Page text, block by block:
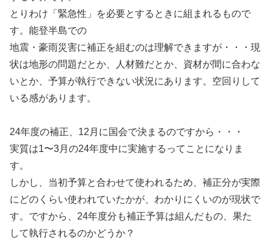
とりわけ「緊急性」を必要とするときに組まれるもので
す。能登半島での
地震・豪雨災害に補正を組むのは理解できますが・・・現
状は地形の問題だとか、人材難だとか、資材が間に合わな
いとか、予算が執行できない状況にあります。空回りして
いる感があります。
24年度の補正、12月に国会で決まるのですから・・・
実質は1〜3月の24年度中に実施するってことになりま
す。
しかし、当初予算と合わせて使われるため、補正分が実際
にどのくらい使われていたかが、わかりにくいのが現状で
す。ですから、24年度分も補正予算は組んだもの、果た
して執行されるのかどうか？